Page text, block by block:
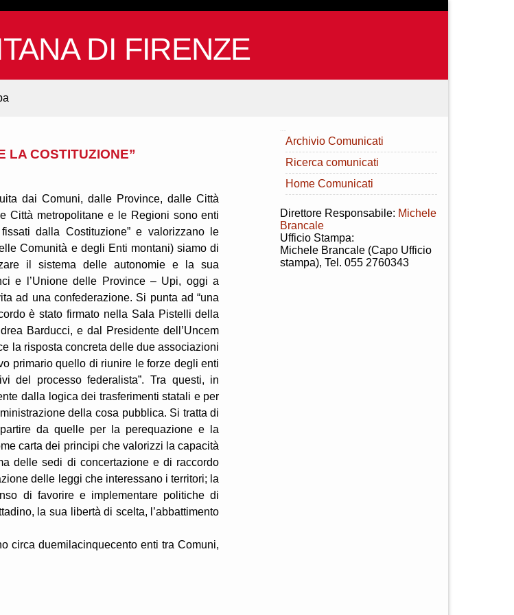
DI FIRENZE
LA COSTITUZIONE”
dai Comuni, dalle Province, dalle Città
Città metropolitane e le Regioni sono enti
dalla Costituzione” e valorizzano le
Comunità e degli Enti montani) siamo di
il sistema delle autonomie e la sua
e l’Unione delle Province – Upi, oggi a
ad una confederazione. Si punta ad “una
è stato firmato nella Sala Pistelli della
Barducci, e dal Presidente dell’Uncem
la risposta concreta delle due associazioni
primario quello di riunire le forze degli enti
del processo federalista”. Tra questi, in
dalla logica dei trasferimenti statali e per
della cosa pubblica. Si tratta di
da quelle per la perequazione e la
carta dei principi che valorizzi la capacità
delle sedi di concertazione e di raccordo
delle leggi che interessano i territori; la
di favorire e implementare politiche di
la sua libertà di scelta, l’abbattimento
circa duemilacinquecento enti tra Comuni,
Archivio Comunicati
Ricerca comunicati
Home Comunicati
Direttore Responsabile: Michele
Brancale
Ufficio Stampa:
Michele Brancale (Capo Ufficio
stampa), Tel. 055 2760343